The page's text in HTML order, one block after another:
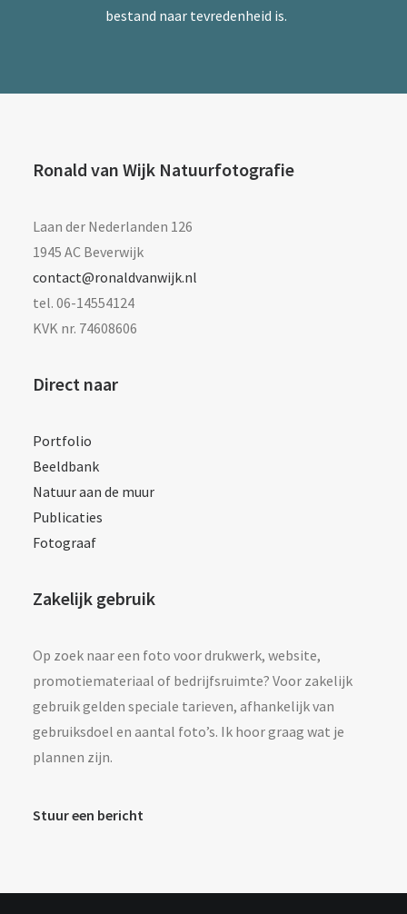
bestand naar tevredenheid is.
Ronald van Wijk Natuurfotografie
Laan der Nederlanden 126
1945 AC Beverwijk
contact@ronaldvanwijk.nl
tel. 06-14554124
KVK nr. 74608606
Direct naar
Portfolio
Beeldbank
Natuur aan de muur
Publicaties
Fotograaf
Zakelijk gebruik
Op zoek naar een foto voor drukwerk, website,
promotiemateriaal of bedrijfsruimte? Voor zakelijk
gebruik gelden speciale tarieven, afhankelijk van
gebruiksdoel en aantal foto’s. Ik hoor graag wat je
plannen zijn.
Stuur een bericht